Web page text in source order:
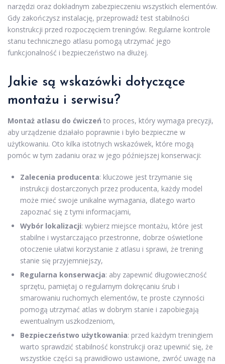
narzędzi oraz dokładnym zabezpieczeniu wszystkich elementów.
Gdy zakończysz instalację, przeprowadź test stabilności
konstrukcji przed rozpoczęciem treningów. Regularne kontrole
stanu technicznego atlasu pomogą utrzymać jego
funkcjonalność i bezpieczeństwo na dłużej.
Jakie są wskazówki dotyczące
montażu i serwisu?
Montaż atlasu do ćwiczeń to proces, który wymaga precyzji,
aby urządzenie działało poprawnie i było bezpieczne w
użytkowaniu. Oto kilka istotnych wskazówek, które mogą
pomóc w tym zadaniu oraz w jego późniejszej konserwacji:
Zalecenia producenta: kluczowe jest trzymanie się
instrukcji dostarczonych przez producenta, każdy model
może mieć swoje unikalne wymagania, dlatego warto
zapoznać się z tymi informacjami,
Wybór lokalizacji: wybierz miejsce montażu, które jest
stabilne i wystarczająco przestronne, dobrze oświetlone
otoczenie ułatwi korzystanie z atlasu i sprawi, że trening
stanie się przyjemniejszy,
Regularna konserwacja: aby zapewnić długowieczność
sprzętu, pamiętaj o regularnym dokręcaniu śrub i
smarowaniu ruchomych elementów, te proste czynności
pomogą utrzymać atlas w dobrym stanie i zapobiegają
ewentualnym uszkodzeniom,
Bezpieczeństwo użytkowania: przed każdym treningiem
warto sprawdzić stabilność konstrukcji oraz upewnić się, że
wszystkie części są prawidłowo ustawione, zwróć uwagę na